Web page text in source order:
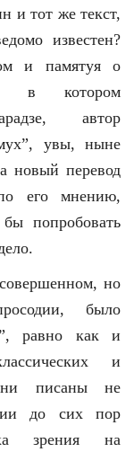
и тот же текст,
известен?
и памятуя о
в котором
автор
увы, ныне
новый перевод
его мнению,
попробовать
но
было
равно как и
и
писаны не
до сих пор
зрения на